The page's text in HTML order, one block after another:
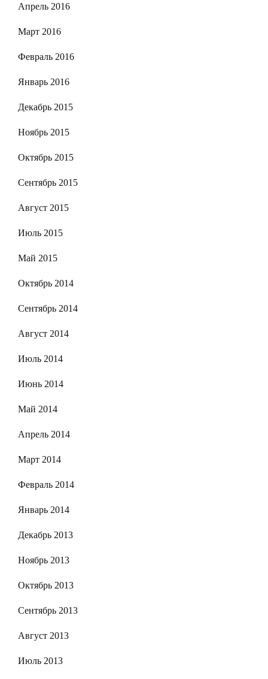
Апрель 2016
Март 2016
Февраль 2016
Январь 2016
Декабрь 2015
Ноябрь 2015
Октябрь 2015
Сентябрь 2015
Август 2015
Июль 2015
Май 2015
Октябрь 2014
Сентябрь 2014
Август 2014
Июль 2014
Июнь 2014
Май 2014
Апрель 2014
Март 2014
Февраль 2014
Январь 2014
Декабрь 2013
Ноябрь 2013
Октябрь 2013
Сентябрь 2013
Август 2013
Июль 2013